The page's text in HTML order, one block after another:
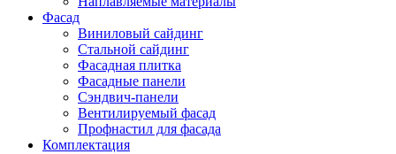
Фасад
Виниловый сайдинг
Стальной сайдинг
Фасадная плитка
Фасадные панели
Сэндвич-панели
Вентилируемый фасад
Профнастил для фасада
Комплектация